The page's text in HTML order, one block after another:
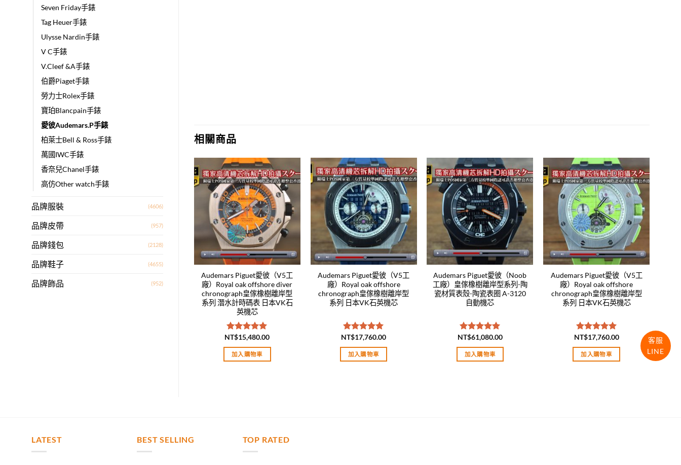
Seven Friday手錶
Tag Heuer手錶
Ulysse Nardin手錶
V C手錶
V.Cleef &A手錶
伯爵Piaget手錶
勞力士Rolex手錶
寶珀Blancpain手錶
愛彼Audemars.P手錶
柏萊士Bell & Ross手錶
萬國IWC手錶
香奈兒Chanel手錶
高仿Other watch手錶
品牌服裝 (4606)
品牌皮帶 (957)
品牌錢包 (2128)
品牌鞋子 (4655)
品牌飾品 (952)
相關商品
Add to
wishlist
Audemars Piguet愛彼（V5工
廠）Royal oak offshore diver
chronograph皇傢橡樹離岸型
系列 潛水計時碼表 日本VK石
英機芯
評分5.00
滿分 5
NT$15,480.00
加入購物車
Add to
wishlist
Audemars Piguet愛彼（V5工
廠）Royal oak offshore
chronograph皇傢橡樹離岸型
系列 日本VK石英機芯
評分5.00
滿分 5
NT$17,760.00
加入購物車
Add to
wishlist
Audemars Piguet愛彼（Noob
工廠）皇傢橡樹離岸型系列-陶
瓷材質表殼-陶瓷表圈 A-3120
自動機芯
評分5.00
滿分 5
NT$61,080.00
加入購物車
Add to
wishlist
Audemars Piguet愛彼（V5工
廠）Royal oak offshore
chronograph皇傢橡樹離岸型
系列 日本VK石英機芯
評分5.00
滿分 5
NT$17,760.00
加入購物車
Add to
傢橡樹離岸型系列
工廠】皇傢橡樹離岸型系列 不
LATEST BEST SELLING TOP RATED
客服
LINE